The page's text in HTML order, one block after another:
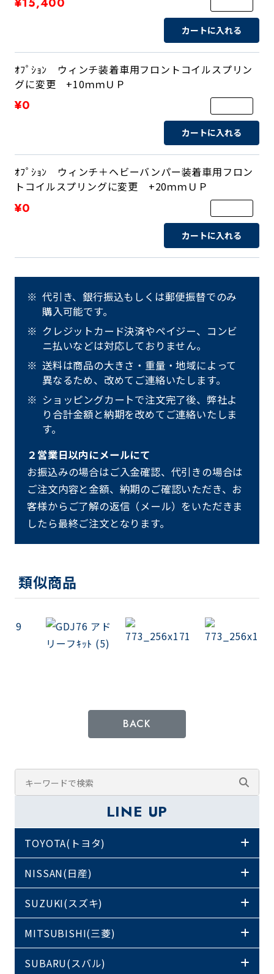
カートに入れる
ｵﾌﾟｼｮﾝ ウィンチ装着車用フロントコイルスプリン
グに変更 +10ｍｍＵＰ
¥0
カートに入れる
ｵﾌﾟｼｮﾝ ウィンチ＋ヘビーバンパー装着車用フロン
トコイルスプリングに変更 +20ｍｍＵＰ
¥0
カートに入れる
代引き、銀行振込もしくは郵便振替でのみ
購入可能です。
クレジットカード決済やペイジー、コンビ
ニ払いなどは対応しておりません。
送料は商品の大きさ・重量・地域によって
異なるため、改めてご連絡いたします。
ショッピングカートで注文完了後、弊社よ
り合計金額と納期を改めてご連絡いたしま
す。
２営業日以内にメールにて
お振込みの場合はご入金確認、代引きの場合は
ご注文内容と金額、納期のご確認いただき、お
客様からご了解の返信（メール）をいただきま
したら最終ご注文となります。
類似商品
BACK
LINE UP
TOYOTA(トヨタ)
NISSAN(日産)
SUZUKI(スズキ)
MITSUBISHI(三菱)
SUBARU(スバル)